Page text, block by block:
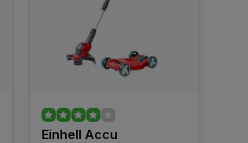
Einhell Accu